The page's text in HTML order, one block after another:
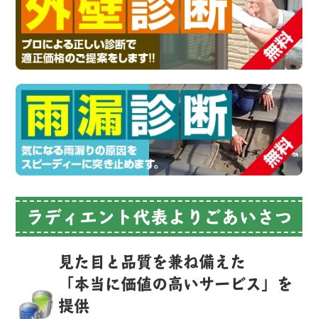
ラディエント代表よりごあいさつ
見た目と品質を兼ね備えた
「本当に価値の高いサービス」を
提供